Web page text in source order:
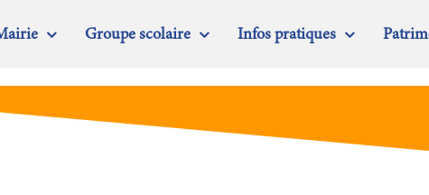
Groupe scolaire Infos pratiques